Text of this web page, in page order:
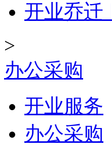
开业乔迁
>
办公采购
开业服务
办公采购